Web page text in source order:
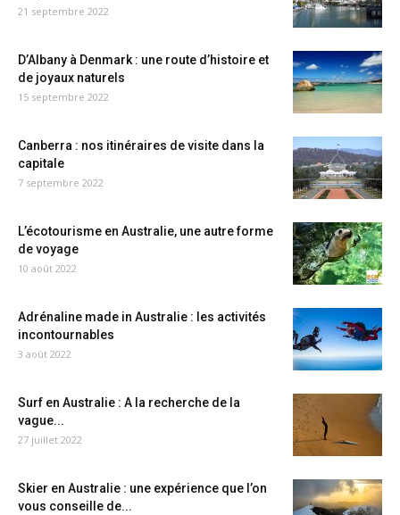
21 septembre 2022
D’Albany à Denmark : une route d’histoire et
de joyaux naturels
15 septembre 2022
Canberra : nos itinéraires de visite dans la
capitale
7 septembre 2022
L’écotourisme en Australie, une autre forme
de voyage
10 août 2022
Adrénaline made in Australie : les activités
incontournables
3 août 2022
Surf en Australie : A la recherche de la
vague...
27 juillet 2022
Skier en Australie : une expérience que l’on
vous conseille de...